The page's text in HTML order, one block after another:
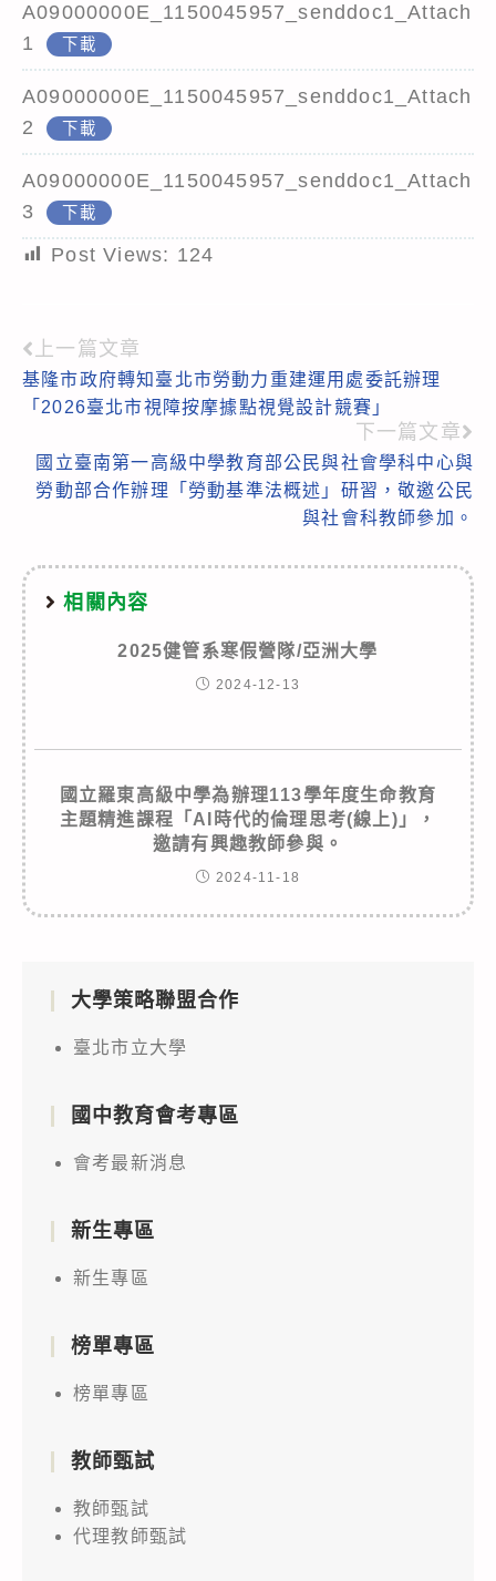
A09000000E_1150045957_senddoc1_Attach
1
下載
A09000000E_1150045957_senddoc1_Attach
2
下載
A09000000E_1150045957_senddoc1_Attach
3
下載
Post Views: 124
Read
more
上一篇文章
基隆市政府轉知臺北市勞動力重建運用處委託辦理
「2026臺北市視障按摩據點視覺設計競賽」
下一篇文章
國立臺南第一高級中學教育部公民與社會學科中心與
勞動部合作辦理「勞動基準法概述」研習，敬邀公民
與社會科教師參加。
相關內容
2025健管系寒假營隊/亞洲大學
2024-12-13
國立羅東高級中學為辦理113學年度生命教育
主題精進課程「AI時代的倫理思考(線上)」，
邀請有興趣教師參與。
2024-11-18
大學策略聯盟合作
臺北市立大學
國中教育會考專區
會考最新消息
新生專區
新生專區
榜單專區
榜單專區
教師甄試
教師甄試
代理教師甄試